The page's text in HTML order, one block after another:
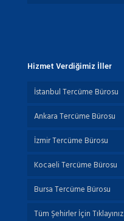
Hizmet Verdiğimiz İller
İstanbul Tercüme Bürosu
Ankara Tercüme Bürosu
İzmir Tercüme Bürosu
Kocaeli Tercüme Bürosu
Bursa Tercüme Bürosu
Tüm Şehirler İçin Tıklayınız